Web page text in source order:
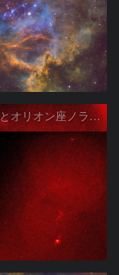
バラ星雲とオリオン座ノラマ50mm